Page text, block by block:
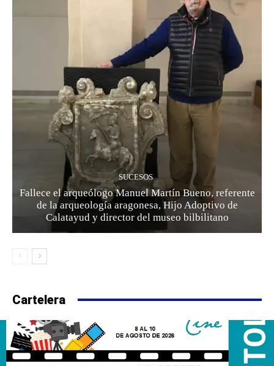
SUCESOS
Fallece el arqueólogo Manuel Martín Bueno, referente
de la arqueología aragonesa, Hijo Adoptivo de
Calatayud y director del museo bilbilitano
Cartelera